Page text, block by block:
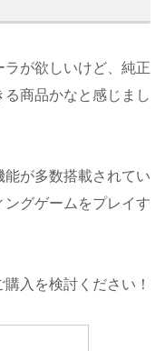
が欲しいけど、純正
商品かなと感じまし
が多数搭載されてい
グゲームをプレイす
入を検討ください！